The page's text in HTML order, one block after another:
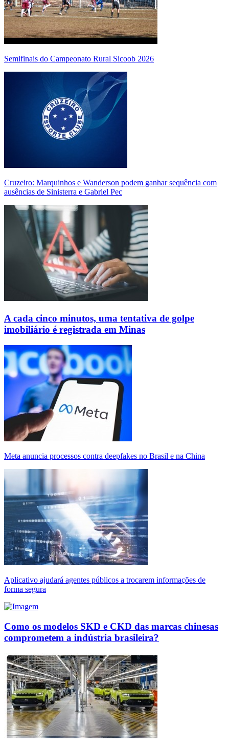
Semifinais do Campeonato Rural Sicoob 2026
Cruzeiro: Marquinhos e Wanderson podem ganhar sequência com
ausências de Sinisterra e Gabriel Pec
A cada cinco minutos, uma tentativa de golpe
imobiliário é registrada em Minas
Meta anuncia processos contra deepfakes no Brasil e na China
Aplicativo ajudará agentes públicos a trocarem informações de
forma segura
Como os modelos SKD e CKD das marcas chinesas
comprometem a indústria brasileira?